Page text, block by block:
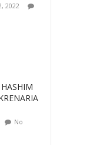
2022
No